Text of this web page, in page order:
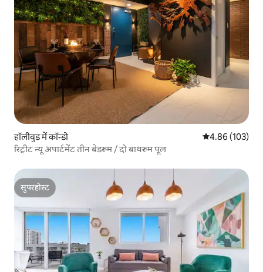
हॉलीवुड में कॉन्डो औसत रेटिंग 5 में से
4.86 (103)
रिट्रीट न्यू अपार्टमेंट तीन बेडरूम / दो बाथरूम पूल
सुपरहोस्ट
सुपरहोस्ट